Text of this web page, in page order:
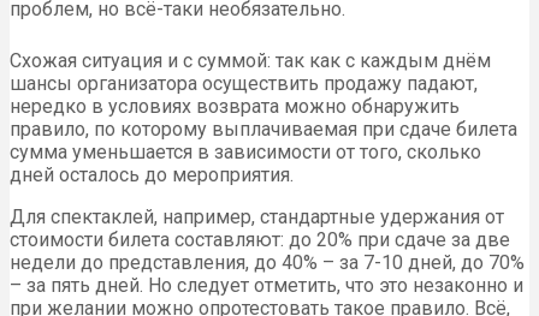
организатора, вторая оставляется покупателем себе. На
ней должна быть оставлена отметка о получении с
датой. Если в приёме отказано, заявление отправляется
почтой – заказным письмом с описью и уведомлением
о вручении.
За сколько дней можно
вернуть билет